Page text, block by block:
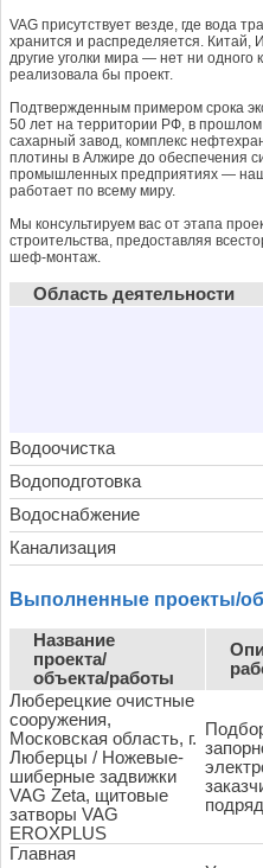
VAG присутствует везде, где вода
хранится и распределяется.
другие уголки мира — нет ни одного
реализовала бы проект.
Подтвержденным примером срока
50 лет на территории РФ, в
сахарный завод, комплекс
плотины в Алжире до обеспечения
промышленных предприятиях —
работает по всему миру.
Мы консультируем вас от этапа
строительства, предоставляя
шеф-монтаж.
Область деятельности
Водоочистка
Водоподготовка
Водоснабжение
Канализация
Выполненные проекты/
Название
проекта/
объекта/работы
Люберецкие очистные
сооружения,
Московская область, г.
Люберцы / Ножевые-
шиберные задвижки
VAG Zeta, щитовые
затворы VAG
EROXPLUS
Главная